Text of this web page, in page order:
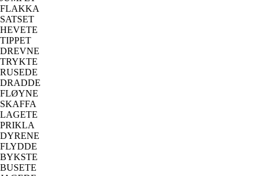
FLAKKA
SATSET
HEVETE
TIPPET
DREVNE
TRYKTE
RUSEDE
DRADDE
FLØYNE
SKAFFA
LAGETE
PRIKLA
DYRENE
FLYDDE
BYKSTE
BUSETE